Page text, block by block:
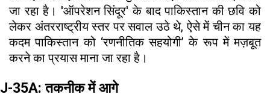
जा रहा है। 'ऑपरेशन सिंदूर' के बाद पाकिस्तान की छवि को
लेकर अंतरराष्ट्रीय स्तर पर सवाल उठे थे, ऐसे में चीन का यह
कदम पाकिस्तान को ‘रणनीतिक सहयोगी’ के रूप में मज़बूत
करने का प्रयास माना जा रहा है।
J-35A: तकनीक में आगे